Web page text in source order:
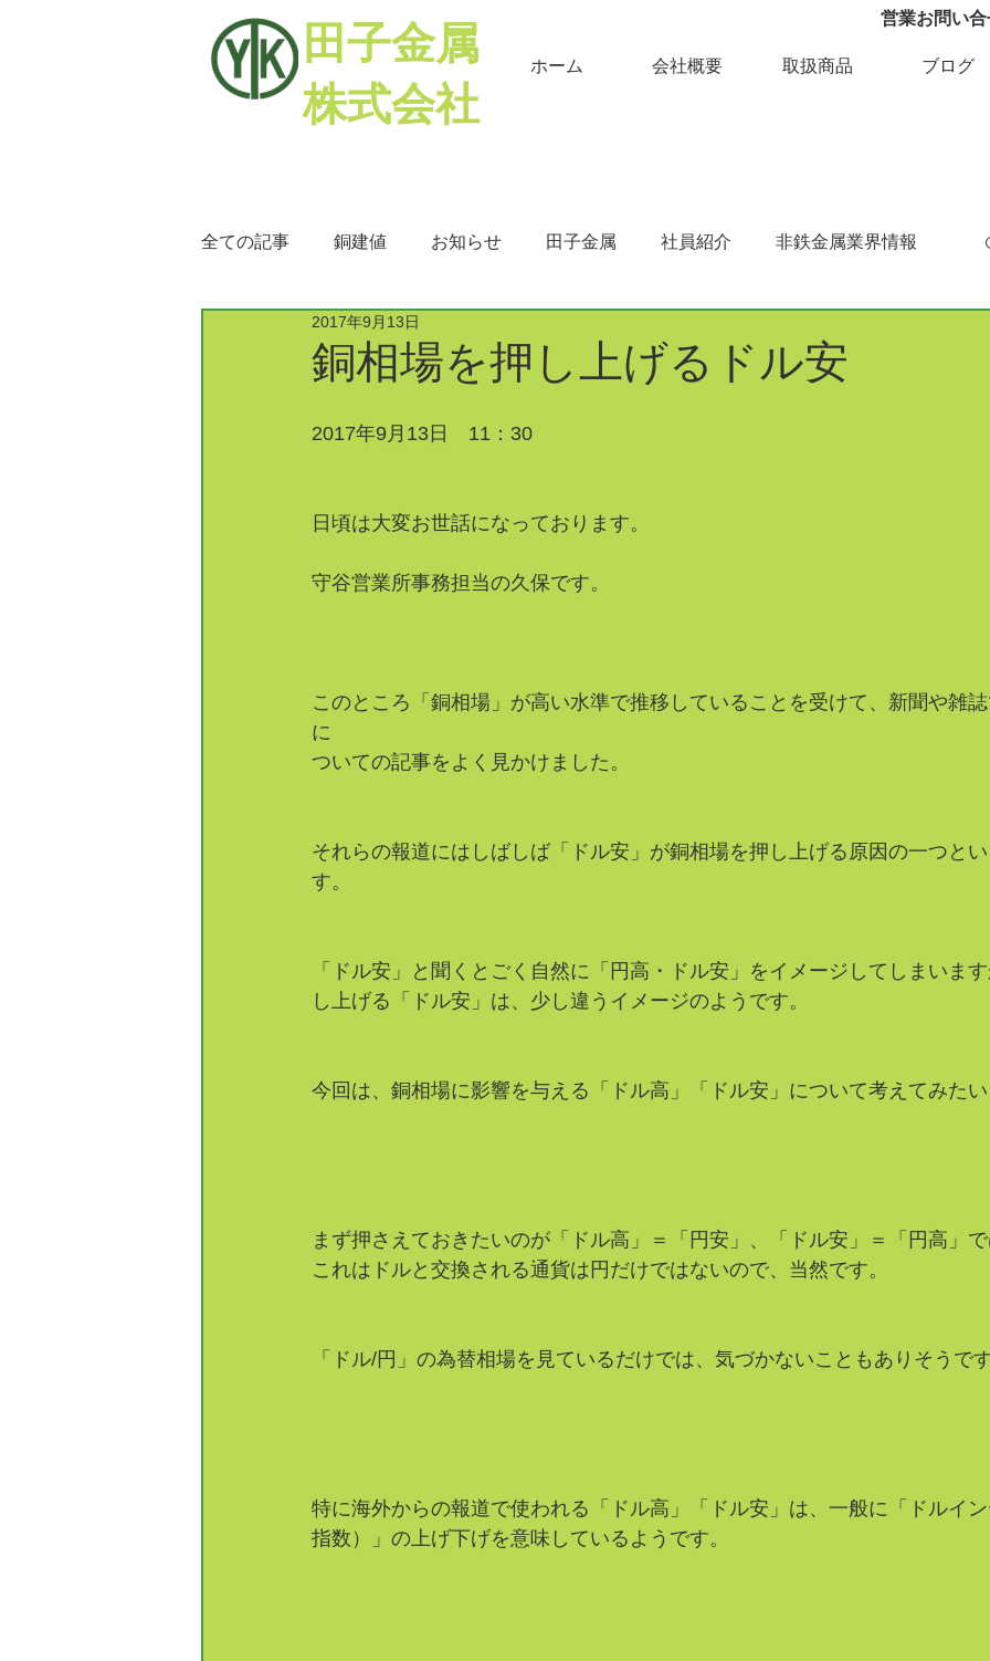
営業お問い
田子金属
株式会社
ホーム 会社概要 取扱商品 ブログ
全ての記事 銅建値 お知らせ 田子金属 社員紹介 非鉄金属業界情報
ミックスメタル
銅相場を押し上げるドル安
2017年9月13日
2017年9月13日　11：30
日頃は大変お世話になっております。
守谷営業所事務担当の久保です。
このところ「銅相場」が高い水準で推移していることを受けて、新聞や雑
に
ついての記事をよく見かけました。
それらの報道にはしばしば「ドル安」が銅相場を押し上げる原因の一つと
す。
「ドル安」と聞くとごく自然に「円高・ドル安」をイメージしてしまいま
し上げる「ドル安」は、少し違うイメージのようです。
今回は、銅相場に影響を与える「ドル高」「ドル安」について考えてみた
まず押さえておきたいのが「ドル高」＝「円安」、「ドル安」＝「円高」
これはドルと交換される通貨は円だけではないので、当然です。
「ドル/円」の為替相場を見ているだけでは、気づかないこともありそうで
特に海外からの報道で使われる「ドル高」「ドル安」は、一般に「ドルイ
指数）」の上げ下げを意味しているようです。